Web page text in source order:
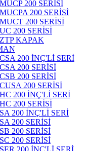
MUCP 200 SERİSİ
MUCPA 200 SERİSİ
MUCT 200 SERİSİ
UC 200 SERİSİ
ZTP KAPAK
CSA 200 İNÇ'Lİ SERİ
CSA 200 SERİSİ
CSB 200 SERİSİ
CUSA 200 SERİSİ
HC 200 İNÇ'Lİ SERİ
HC 200 SERİSİ
SA 200 İNÇ'Lİ SERİ
SA 200 SERİSİ
SB 200 SERİSİ
SC 200 SERİSİ
SER 200 İNÇ'Lİ SERİ